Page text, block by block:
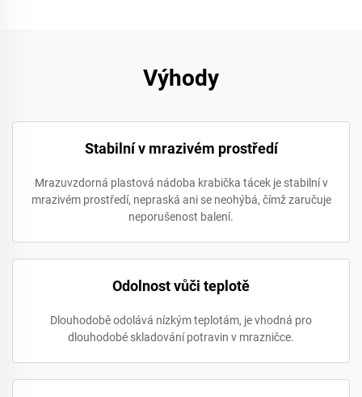
Výhody
Stabilní v mrazivém prostředí
Mrazuvzdorná plastová nádoba krabička tácek je stabilní v
mrazivém prostředí, nepraská ani se neohýbá, čímž zaručuje
neporušenost balení.
Odolnost vůči teplotě
Dlouhodobě odolává nízkým teplotám, je vhodná pro
dlouhodobé skladování potravin v mrazničce.